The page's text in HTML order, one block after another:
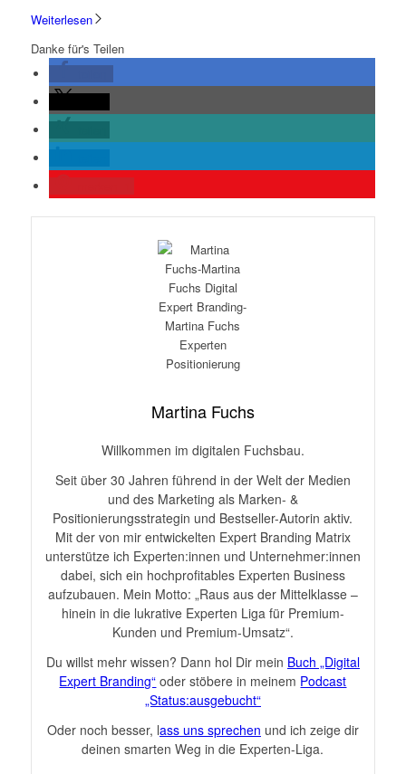
Weiterlesen
Danke für's Teilen
Martina Fuchs
Willkommen im digitalen Fuchsbau.
Seit über 30 Jahren führend in der Welt der Medien
und des Marketing als Marken- &
Positionierungsstrategin und Bestseller-Autorin aktiv.
Mit der von mir entwickelten Expert Branding Matrix
unterstütze ich Experten:innen und Unternehmer:innen
dabei, sich ein hochprofitables Experten Business
aufzubauen. Mein Motto: „Raus aus der Mittelklasse –
hinein in die lukrative Experten Liga für Premium-
Kunden und Premium-Umsatz“.
Du willst mehr wissen? Dann hol Dir mein Buch „Digital
Expert Branding“ oder stöbere in meinem Podcast
„Status:ausgebucht“
Oder noch besser, lass uns sprechen und ich zeige dir
deinen smarten Weg in die Experten-Liga.